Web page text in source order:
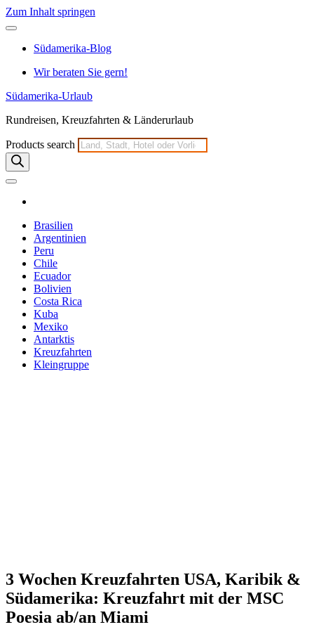
Zum Inhalt springen
Südamerika-Blog
Wir beraten Sie gern!
Südamerika-Urlaub
Rundreisen, Kreuzfahrten & Länderurlaub
Products search
Brasilien
Argentinien
Peru
Chile
Ecuador
Bolivien
Costa Rica
Kuba
Mexiko
Antarktis
Kreuzfahrten
Kleingruppe
3 Wochen Kreuzfahrten USA, Karibik &
Südamerika: Kreuzfahrt mit der MSC
Poesia ab/an Miami